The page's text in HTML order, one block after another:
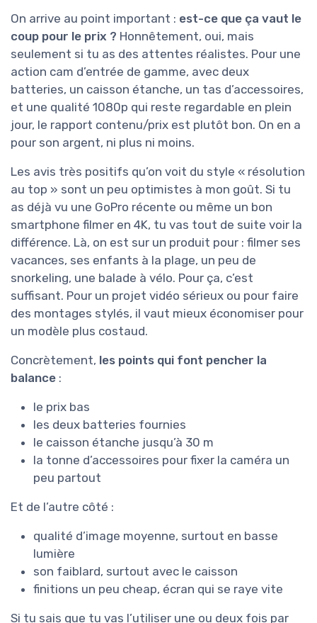
On arrive au point important : est-ce que ça vaut le
coup pour le prix ? Honnêtement, oui, mais
seulement si tu as des attentes réalistes. Pour une
action cam d’entrée de gamme, avec deux
batteries, un caisson étanche, un tas d’accessoires,
et une qualité 1080p qui reste regardable en plein
jour, le rapport contenu/prix est plutôt bon. On en a
pour son argent, ni plus ni moins.
Les avis très positifs qu’on voit du style « résolution
au top » sont un peu optimistes à mon goût. Si tu
as déjà vu une GoPro récente ou même un bon
smartphone filmer en 4K, tu vas tout de suite voir la
différence. Là, on est sur un produit pour : filmer ses
vacances, ses enfants à la plage, un peu de
snorkeling, une balade à vélo. Pour ça, c’est
suffisant. Pour un projet vidéo sérieux ou pour faire
des montages stylés, il vaut mieux économiser pour
un modèle plus costaud.
Concrètement, les points qui font pencher la
balance :
le prix bas
les deux batteries fournies
le caisson étanche jusqu’à 30 m
la tonne d’accessoires pour fixer la caméra un
peu partout
Et de l’autre côté :
qualité d’image moyenne, surtout en basse
lumière
son faiblard, surtout avec le caisson
finitions un peu cheap, écran qui se raye vite
Si tu sais que tu vas l’utiliser une ou deux fois par